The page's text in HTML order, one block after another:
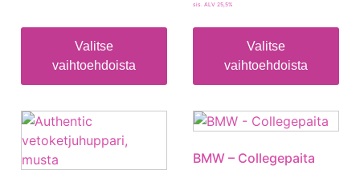
Valitse
vaihtoehdoista
sis. ALV 25,5%
Valitse
vaihtoehdoista
BMW – Collegepaita